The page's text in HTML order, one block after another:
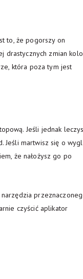
to, że pogorszy on
drastycznych zmian
która poza tym jest
Jeśli jednak
Jeśli martwisz się o
że nałożysz go po
narzędzia
czyścić aplikator